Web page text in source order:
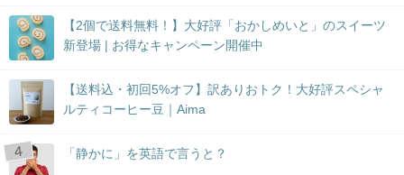
【2個で送料無料！】大好評「おかしめいと」のスイーツ
新登場 | お得なキャンペーン開催中
【送料込・初回5%オフ】訳ありおトク！大好評スペシャ
ルティコーヒー豆｜Aima
「静かに」を英語で言うと？